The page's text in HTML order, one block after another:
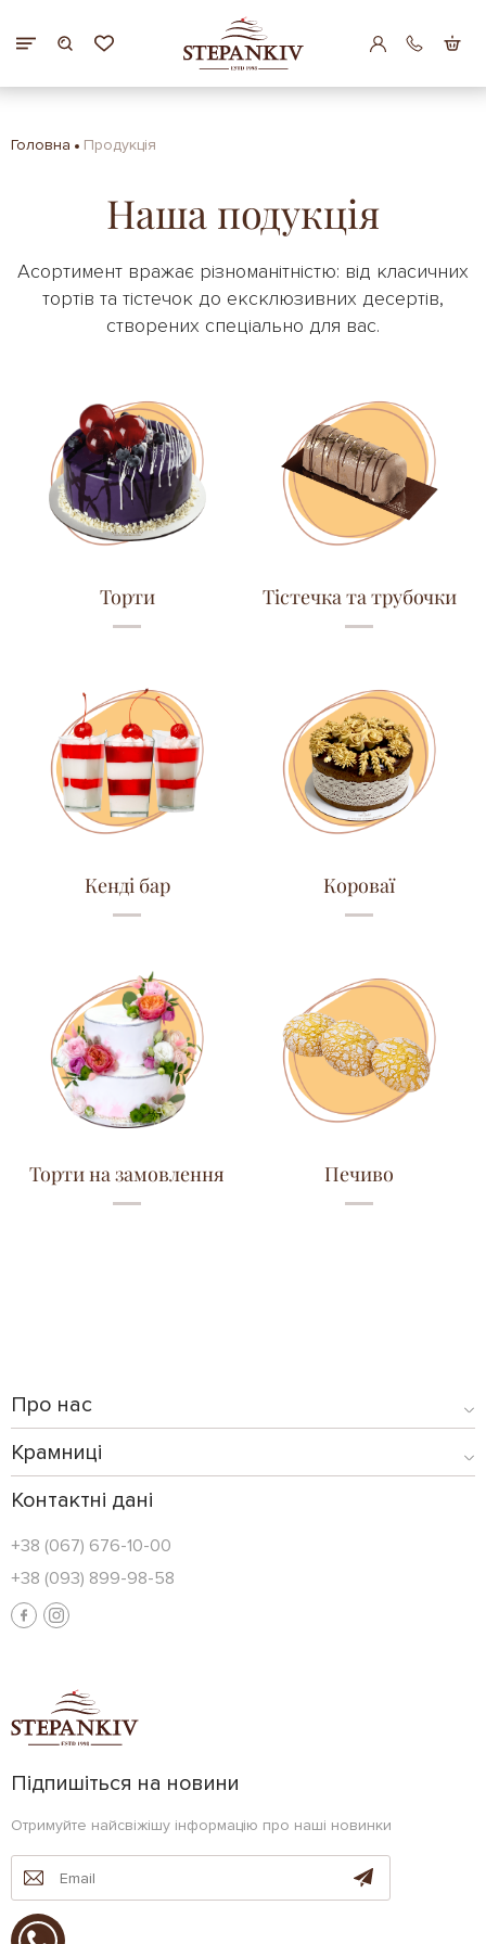
Головна Продукція
Наша подукція
Асортимент вражає різноманітністю: від класичних
тортів та тістечок до ексклюзивних десертів,
створених спеціально для вас.
Торти Тістечка та трубочки
Кенді бар Короваї
Торти на замовлення Печиво
Про нас
Крамниці
Контактні дані
+38 (067) 676-10-00
+38 (093) 899-98-58
Підпишіться на новини
Отримуйте найсвіжішу інформацію про наші новинки